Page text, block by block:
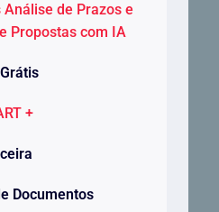
Análise de Prazos e
Propostas com IA
+
Documentos